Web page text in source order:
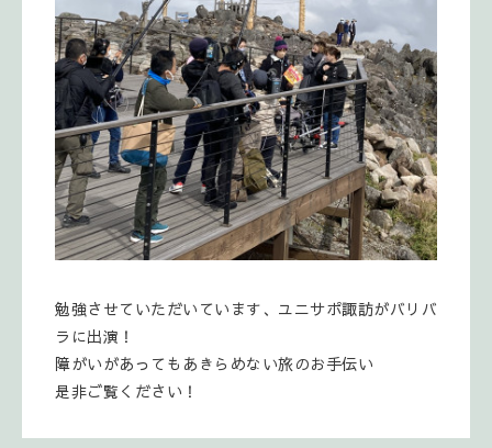
勉強させていただいています、ユニサポ諏訪がバリバ
ラに出演！
障がいがあってもあきらめない旅のお手伝い
是非ご覧ください！